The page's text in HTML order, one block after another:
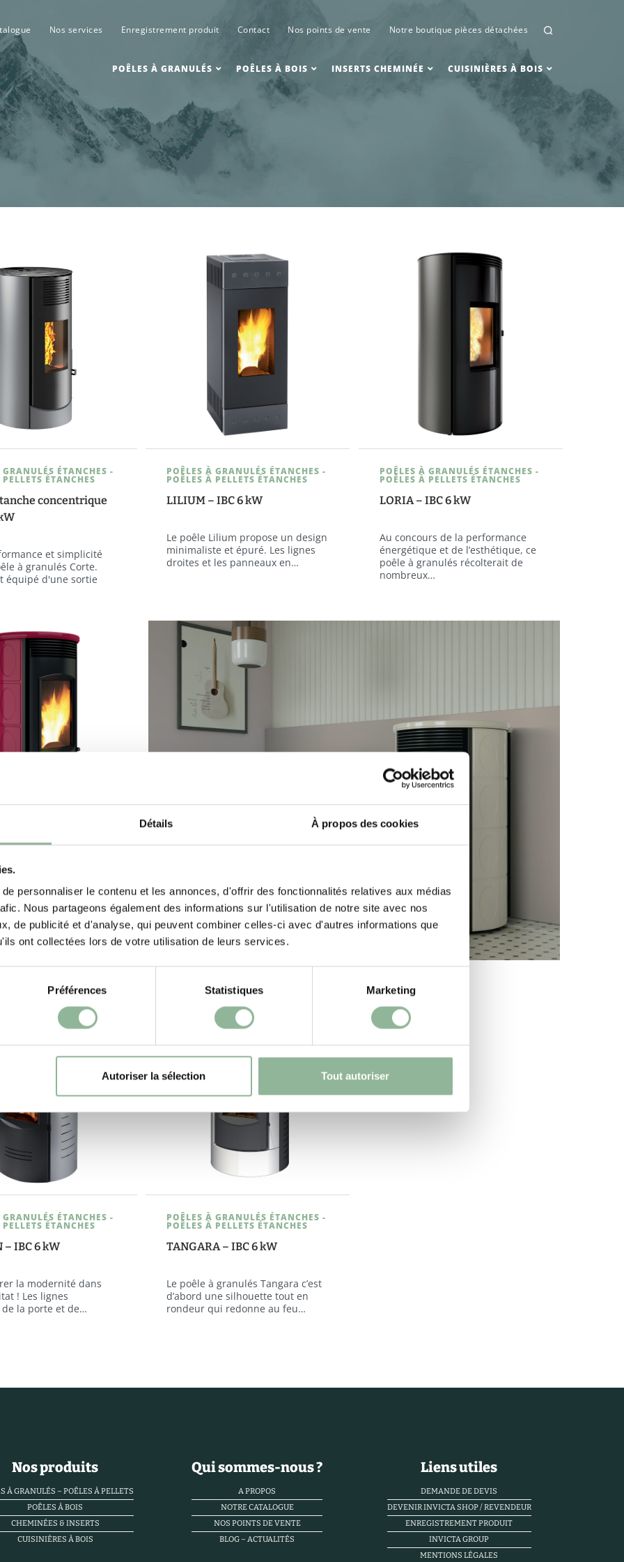
Détails À propos des cookies
personnaliser le contenu et les annonces, d'offrir des fonctionnalités relatives aux médias
Nous partageons également des informations sur l'utilisation de notre site avec nos
de publicité et d'analyse, qui peuvent combiner celles-ci avec d'autres informations que
ont collectées lors de votre utilisation de leurs services.
Préférences Statistiques Marketing
Autoriser la sélection Tout autoriser
Nos services Enregistrement produit Contact Nos points de vente Notre boutique pièces détachées
POÊLES À GRANULÉS POÊLES À BOIS INSERTS CHEMINÉE CUISINIÈRES À BOIS
GRANULÉS ÉTANCHES -
ÉTANCHES
concentrique
et simplicité
à granulés Corte.
équipé d'une sortie
POÊLES À GRANULÉS ÉTANCHES -
POÊLES À PELLETS ÉTANCHES
LILIUM – IBC 6 kW
Le poêle Lilium propose un design
minimaliste et épuré. Les lignes
droites et les panneaux en…
POÊLES À GRANULÉS ÉTANCHES -
POÊLES À PELLETS ÉTANCHES
LORIA – IBC 6 kW
Au concours de la performance
énergétique et de l’esthétique, ce
poêle à granulés récolterait de
nombreux…
granulés Piranga
dans tous les
classiques ou
POÊLES À GRANULÉS ÉTANCHES - POÊLES À PELLETS ÉTANCHES
Piranga
GRANULÉS ÉTANCHES -
ÉTANCHES
– IBC 6 kW
la modernité dans
! Les lignes
la porte et de…
POÊLES À GRANULÉS ÉTANCHES -
POÊLES À PELLETS ÉTANCHES
TANGARA – IBC 6 kW
Le poêle à granulés Tangara c’est
d’abord une silhouette tout en
rondeur qui redonne au feu…
Nos produits
À GRANULÉS – POÊLES À PELLETS
POÊLES À BOIS
CHEMINÉES & INSERTS
CUISINIÈRES À BOIS
Qui sommes-nous ?
A PROPOS
NOTRE CATALOGUE
NOS POINTS DE VENTE
BLOG – ACTUALITÉS
Liens utiles
DEMANDE DE DEVIS
DEVENIR INVICTA SHOP / REVENDEUR
ENREGISTREMENT PRODUIT
INVICTA GROUP
MENTIONS LÉGALES